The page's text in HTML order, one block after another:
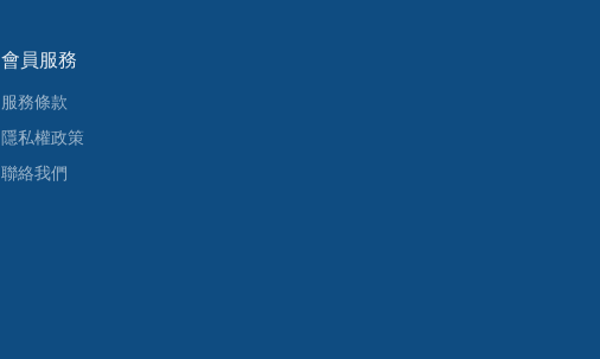
會員服務
服務條款
隱私權政策
聯絡我們